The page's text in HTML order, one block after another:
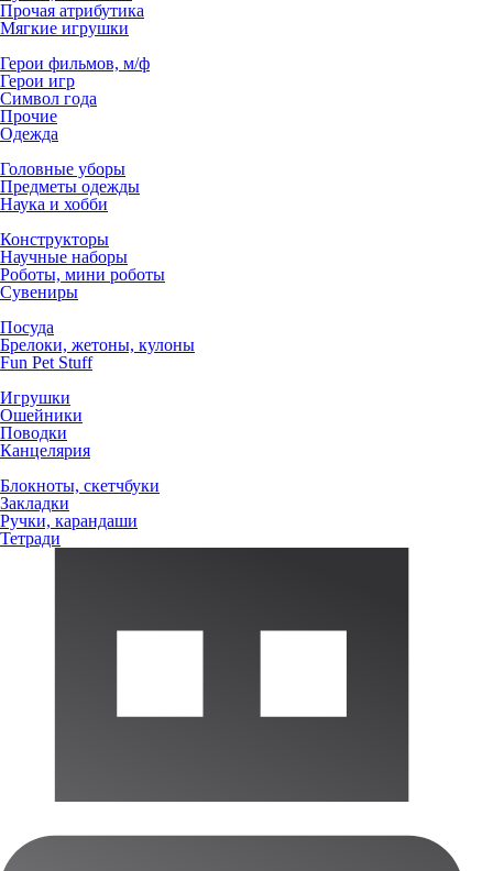
Прочая атрибутика
Мягкие игрушки
Герои фильмов, м/ф
Герои игр
Символ года
Прочие
Одежда
Головные уборы
Предметы одежды
Наука и хобби
Конструкторы
Научные наборы
Роботы, мини роботы
Сувениры
Посуда
Брелоки, жетоны, кулоны
Fun Pet Stuff
Игрушки
Ошейники
Поводки
Канцелярия
Блокноты, скетчбуки
Закладки
Ручки, карандаши
Тетради